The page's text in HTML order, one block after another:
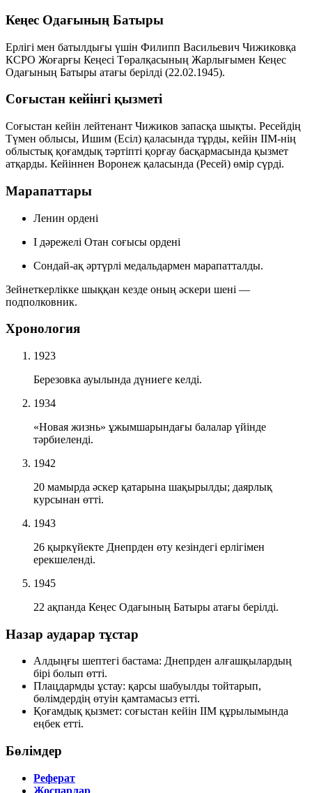
Кеңес Одағының Батыры
Ерлігі мен батылдығы үшін Филипп Васильевич Чижиковқа
КСРО Жоғарғы Кеңесі Төралқасының Жарлығымен Кеңес
Одағының Батыры атағы берілді (22.02.1945).
Соғыстан кейінгі қызметі
Соғыстан кейін лейтенант Чижиков запасқа шықты. Ресейдің
Түмен облысы, Ишим (Есіл) қаласында тұрды, кейін ІІМ-нің
облыстық қоғамдық тәртіпті қорғау басқармасында қызмет
атқарды. Кейіннен Воронеж қаласында (Ресей) өмір сүрді.
Марапаттары
Ленин ордені
І дәрежелі Отан соғысы ордені
Сондай-ақ әртүрлі медальдармен марапатталды.
Зейнеткерлікке шыққан кезде оның әскери шені —
подполковник.
Хронология
1923
Березовка ауылында дүниеге келді.
1934
«Новая жизнь» ұжымшарындағы балалар үйінде
тәрбиеленді.
1942
20 мамырда әскер қатарына шақырылды; даярлық
курсынан өтті.
1943
26 қыркүйекте Днепрден өту кезіндегі ерлігімен
ерекшеленді.
1945
22 ақпанда Кеңес Одағының Батыры атағы берілді.
Назар аударар тұстар
Алдыңғы шептегі бастама: Днепрден алғашқылардың
бірі болып өтті.
Плацдармды ұстау: қарсы шабуылды тойтарып,
бөлімдердің өтуін қамтамасыз етті.
Қоғамдық қызмет: соғыстан кейін ІІМ құрылымында
еңбек етті.
Бөлімдер
Реферат
Жоспарлар